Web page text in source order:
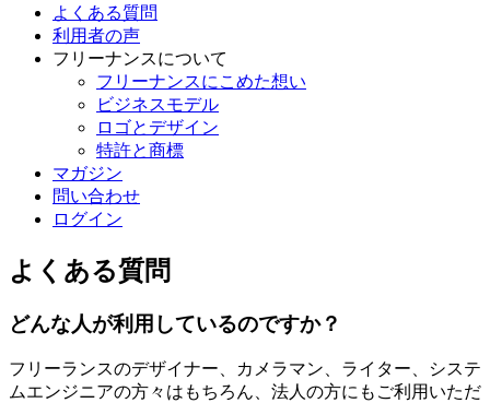
よくある質問
利用者の声
フリーナンスについて
フリーナンスにこめた想い
ビジネスモデル
ロゴとデザイン
特許と商標
マガジン
問い合わせ
ログイン
よくある質問
どんな人が利用しているのですか？
フリーランスのデザイナー、カメラマン、ライター、システ
ムエンジニアの方々はもちろん、法人の方にもご利用いただ